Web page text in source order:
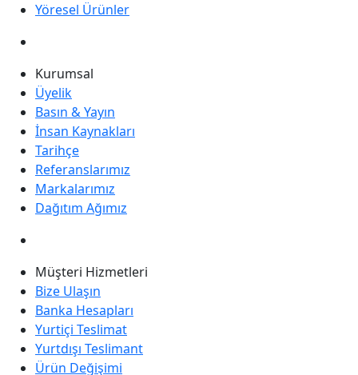
Yöresel Ürünler
Kurumsal
Üyelik
Basın & Yayın
İnsan Kaynakları
Tarihçe
Referanslarımız
Markalarımız
Dağıtım Ağımız
Müşteri Hizmetleri
Bize Ulaşın
Banka Hesapları
Yurtiçi Teslimat
Yurtdışı Teslimant
Ürün Değişimi